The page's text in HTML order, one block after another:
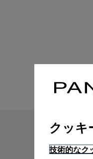
クッキ
技術的なク